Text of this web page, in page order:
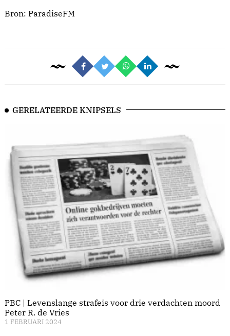
Bron: ParadiseFM
GERELATEERDE KNIPSELS
PBC | Levenslange strafeis voor drie verdachten moord
Peter R. de Vries
1 FEBRUARI 2024